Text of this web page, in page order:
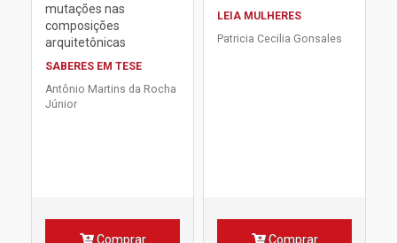
mutações nas
composições
arquitetônicas
SABERES EM TESE
Antônio Martins da Rocha
Júnior
Comprar
LEIA MULHERES
Patricia Cecilia Gonsales
Comprar